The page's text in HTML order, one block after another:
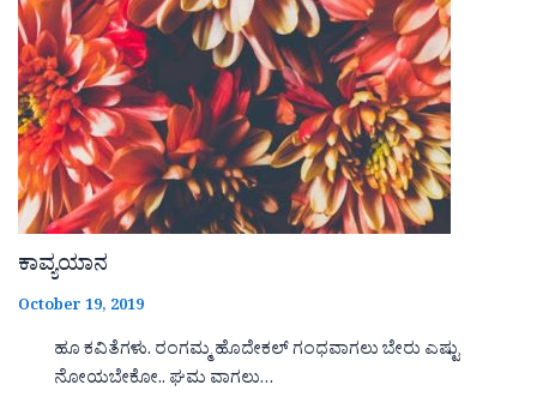
ಕಾವ್ಯಯಾನ
October 19, 2019
ಹೂ ಕವಿತೆಗಳು. ರಂಗಮ್ಮ ಹೊದೇಕಲ್ ಗಂಧವಾಗಲು ಬೇರು ಎಷ್ಟು
ನೋಯಬೇಕೋ.. ಘಮ ವಾಗಲು…